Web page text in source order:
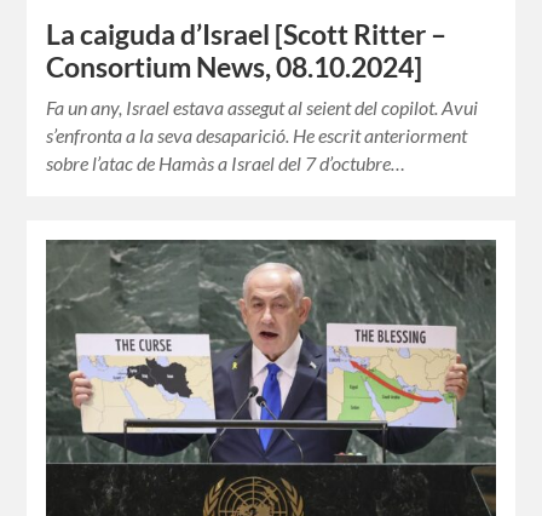
La caiguda d’Israel [Scott Ritter –
Consortium News, 08.10.2024]
Fa un any, Israel estava assegut al seient del copilot. Avui
s’enfronta a la seva desaparició. He escrit anteriorment
sobre l’atac de Hamàs a Israel del 7 d’octubre…